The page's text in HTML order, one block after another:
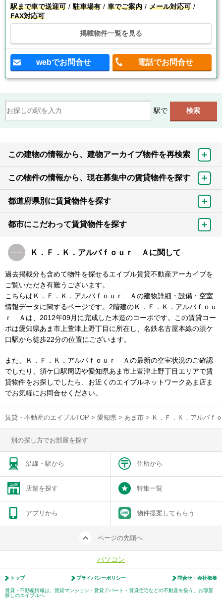
駅まで車で送迎可
駐車場有 車でご案内
メール対応可
FAX対応可
掲載物件一覧を見る
webでお問合せ 電話でお問合せ
駅で
この建物の情報から、建物アーカイブ物件を再検索
この物件の情報から、現在募集中の賃貸物件を探す
都道府県別に賃貸物件を探す
都市にこだわって賃貸物件を探す
Ｋ．Ｆ．Ｋ．アルバｆｏｕｒ Ａに関して
過去掲載分も含めて物件を探せるエイブル賃貸不動産アーカイブを
ご覧いただき有難うございます。
こちらはＫ．Ｆ．Ｋ．アルバｆｏｕｒ Ａの建物詳細・設備・空室
情報データに関するページです。2階建のＫ．Ｆ．Ｋ．アルバｆｏｕ
ｒ Ａは、2012年09月に完成した木造のコーポです。この賃貸コー
ポは愛知県あま市上萱津上野丁目に所在し、名鉄名古屋本線の須ケ
口駅から徒歩22分の位置にございます。
また、Ｋ．Ｆ．Ｋ．アルバｆｏｕｒ Ａの最新の空室状況のご確認
でしたり、須ケ口駅周辺や愛知県あま市上萱津上野丁目エリアで賃
貸物件をお探しでしたら、お近くのエイブルネットワークあま店ま
でお気軽にお問合せください。
賃貸・不動産のエイブルTOP > 愛知県 > あま市 > Ｋ．Ｆ．Ｋ．アルバｆ
別の探し方でお部屋を探す
沿線・駅から 住所から
店舗を探す 特集一覧
アプリから 物件提案してもらう
ページの先頭へ
パソコン
トップ プライバシーポリシー 問合せ・会社概要
賃貸・不動産情報は、賃貸マンション・賃貸アパート・賃貸住宅などの不動産を扱う、お部屋
探しのエイブルへ